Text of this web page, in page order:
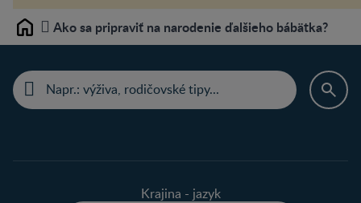
Home Ako sa pripraviť na narodenie ďalšieho bábätka?
Krajina - jazyk